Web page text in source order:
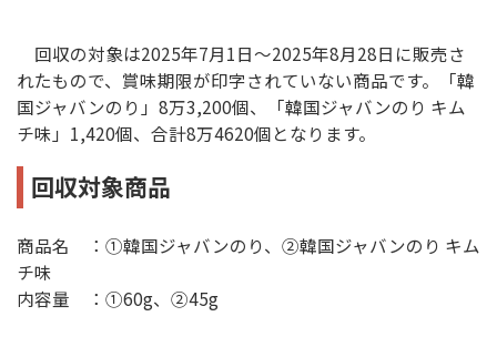
回収の対象は2025年7月1日～2025年8月28日に販売さ
れたもので、賞味期限が印字されていない商品です。「韓
国ジャバンのり」8万3,200個、「韓国ジャバンのり キム
チ味」1,420個、合計8万4620個となります。
回収対象商品
商品名 ：①韓国ジャバンのり、②韓国ジャバンのり キム
チ味
内容量 ：①60g、②45g